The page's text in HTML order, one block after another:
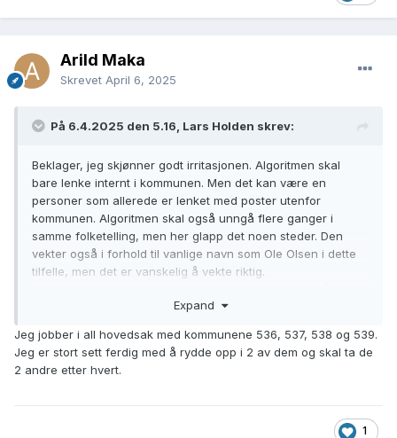
Arild Maka
Skrevet April 6, 2025
På 6.4.2025 den 5.16, Lars Holden skrev:
Beklager, jeg skjønner godt irritasjonen. Algoritmen skal
bare lenke internt i kommunen. Men det kan være en
personer som allerede er lenket med poster utenfor
kommunen. Algoritmen skal også unngå flere ganger i
samme folketelling, men her glapp det noen steder. Den
vekter også i forhold til vanlige navn som Ole Olsen i dette
tilfelle, men det er vanskelig å vekte riktig.
manuelle arbeidet. Det er også mulig å la algoritmene holde
Expand
Jeg jobber i all hovedsak med kommunene 536, 537, 538 og 539.
Jeg er stort sett ferdig med å rydde opp i 2 av dem og skal ta de
2 andre etter hvert.
1